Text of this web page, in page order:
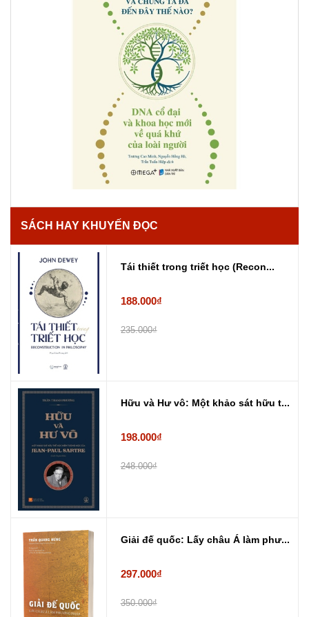
SÁCH HAY KHUYẾN ĐỌC
Tái thiết trong triết học (Recon...
188.000₫
235.000₫
Hữu và Hư vô: Một khảo sát hữu t...
198.000₫
248.000₫
Giải đế quốc: Lấy châu Á làm phư...
297.000₫
350.000₫